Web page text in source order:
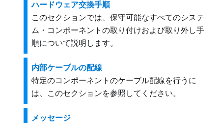
ハードウェア交換手順
このセクションでは、保守可能なすべてのシステ
ム・コンポーネントの取り付けおよび取り外し手
順について説明します。
内部ケーブルの配線
特定のコンポーネントのケーブル配線を行うに
は、このセクションを参照してください。
メッセージ